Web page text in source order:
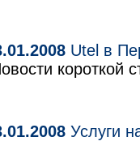
Utel в
короткой
Услуги